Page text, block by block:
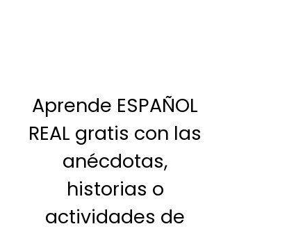
Aprende ESPAÑOL
REAL gratis con las
anécdotas,
historias o
actividades de